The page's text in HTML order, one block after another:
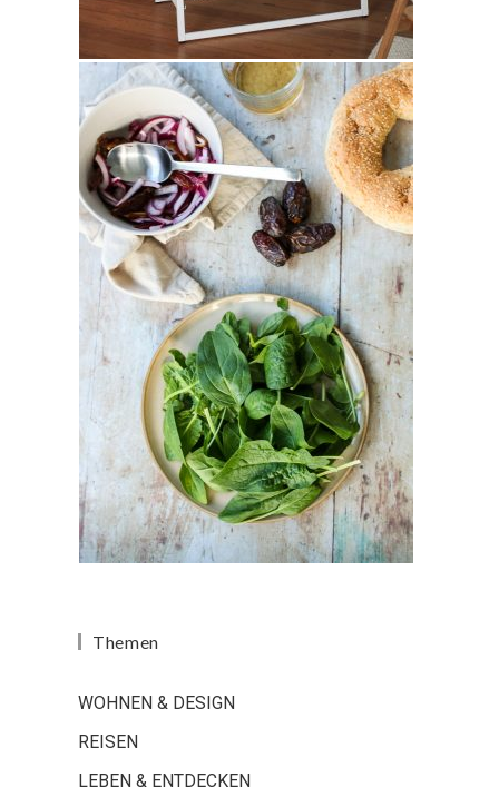
Themen
WOHNEN & DESIGN
REISEN
LEBEN & ENTDECKEN